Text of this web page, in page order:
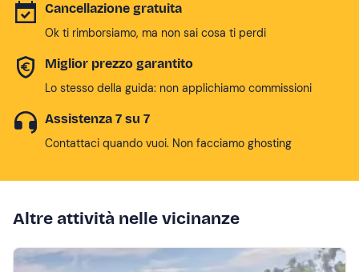
Cancellazione gratuita
Ok ti rimborsiamo, ma non sai cosa ti perdi
Miglior prezzo garantito
Lo stesso della guida: non applichiamo commissioni
Assistenza 7 su 7
Contattaci quando vuoi. Non facciamo ghosting
Altre attività nelle vicinanze